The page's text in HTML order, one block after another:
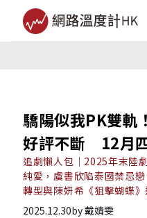
驕陽似我PK雙軌
好評不斷 12月
追劇懶人包｜2025年末陸
純愛，虞書欣陷泰國禁忌
轉型與陳妍希《狙擊蝴蝶
2025.12.30by戴婧雯